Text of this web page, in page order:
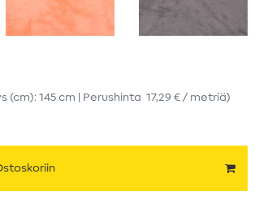
(cm): 145 cm | Perushinta 17,29 € / metriä)